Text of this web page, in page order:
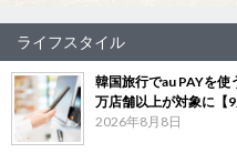
ライフスタイル
韓国旅行でau PAYを
万店舗以上が対象に【9
2026年8月8日